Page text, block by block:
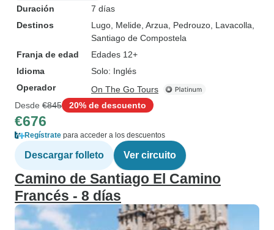
Duración
7 días
Destinos
Lugo , Melide , Arzua , Pedrouzo , Lavacolla
Santiago de Compostela
Franja de edad
Edades 12+
Idioma
Solo: Inglés
Operador
On The Go Tours
Desde €845 20% de descuento
€676
Regístrate para acceder a los descuentos
Descargar folleto Ver circuito
Camino de Santiago El Camino
Francés - 8 días